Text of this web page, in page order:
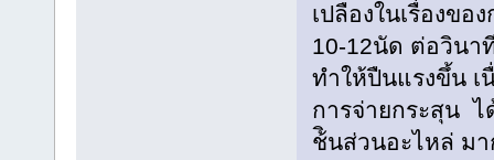
เปลืองในเรื่องข
10-12นัด ต่อวินา
ทำให้ปืนแรงขึ้น เ
การจ่ายกระสุน
ช้ินส่วนอะไหล่ ม